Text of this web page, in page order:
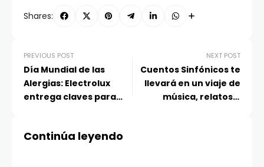
Shares:
PREVIOUS POST
Día Mundial de las
Alergias: Electrolux
entrega claves para
NEXT POST
Cuentos Sinfónicos te
llevará en un viaje de
música, relatos e
Continúa leyendo